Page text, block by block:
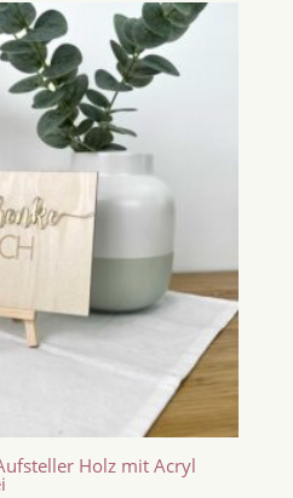
Holz mit Acryl